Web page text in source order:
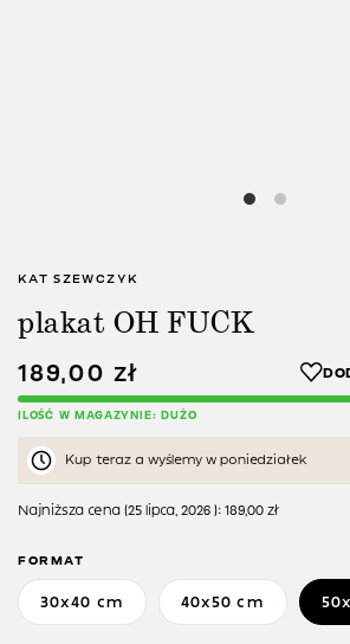
KAT SZEWCZYK
plakat OH FUCK
189,00 zł
ILOŚĆ W MAGAZYNIE: DUŻO
Kup teraz a wyślemy w poniedziałek
Najniższa cena (25 lipca, 2026 ): 189,00 zł
FORMAT
30x40 cm 40x50 cm